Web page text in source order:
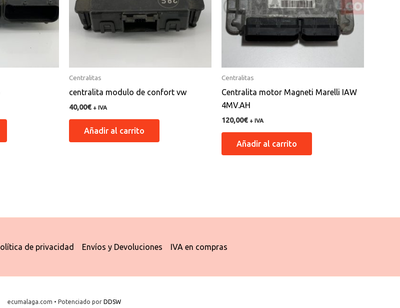
Centralitas
centralita modulo de confort vw
40,00€ + IVA
Añadir al carrito
Centralitas
Centralita motor Magneti Marelli IAW
4MV.AH
120,00€ + IVA
Añadir al carrito
de privacidad Envíos y Devoluciones IVA en compras
ecumalaga.com • Potenciado por DDSW